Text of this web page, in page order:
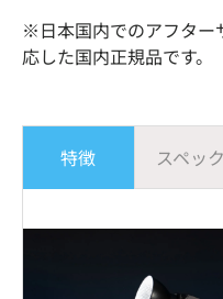
※日本国内でのアフタ
応した国内正規品です。
特徴 スペック